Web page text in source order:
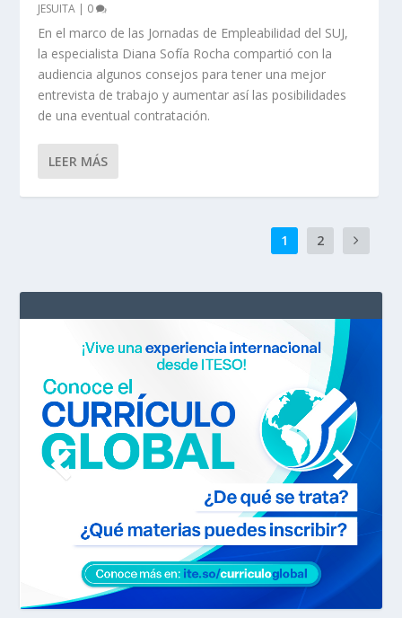
JESUITA | 0
En el marco de las Jornadas de Empleabilidad del SUJ,
la especialista Diana Sofía Rocha compartió con la
audiencia algunos consejos para tener una mejor
entrevista de trabajo y aumentar así las posibilidades
de una eventual contratación.
LEER MÁS
1 2